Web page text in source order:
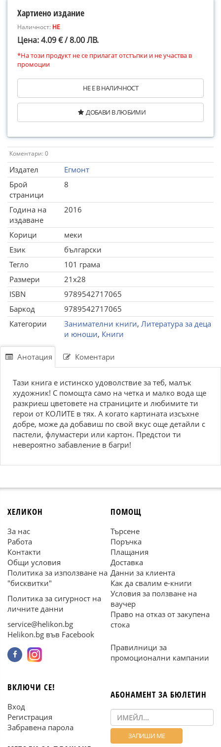
Хартиено издание
Наличност: НЕ
Цена: 4.09 € / 8.00 ЛВ.
*На този продукт не се прилагат отстъпки и не участва в
промоции
НЕ Е В НАЛИЧНОСТ
ДОБАВИ В ЛЮБИМИ
Коментари: 0
Издател
Егмонт
Брой
страници
8
Година на
издаване
2016
Корици
меки
Език
български
Тегло
101 грама
Размери
21x28
ISBN
9789542717065
Баркод
9789542717065
Категории
Занимателни книги, Литература за деца
и юноши, Книги
Анотация Коментари
Тази книга е истинско удоволствие за теб, малък
художник! С помощта само на четка и малко вода ще
разкриеш цветовете на страниците и любимите ти
герои от КОЛИТЕ в тях. А когато картината изсъхне
добре, може да добавиш по свой вкус още детайли с
пастели, флумастери или картон. Предстои ти
невероятно забавление в багри!
ХЕЛИКОН
За нас
Работа
Контакти
Общи условия
Политика за използване на
"бисквитки"
Политика за сигурност на
личните данни
service@helikon.bg
Helikon.bg във Facebook
ПОМОЩ
Търсене
Поръчка
Плащания
Доставка
Данни за клиента
Как да свалим е-книги
Условия за ползване на
ваучер
Право на отказ от закупена
стока
Правилници за
промоционални кампании
ВКЛЮЧИ СЕ!
Вход
Регистрация
Забравена парола
АБОНАМЕНТ ЗА БЮЛЕТИН